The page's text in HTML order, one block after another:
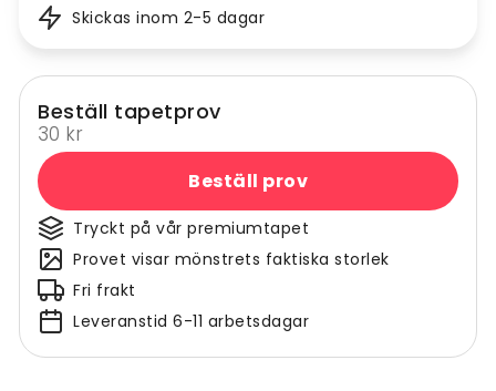
Skickas inom 2-5 dagar
Beställ tapetprov
30 kr
Beställ prov
Tryckt på vår premiumtapet
Provet visar mönstrets faktiska storlek
Fri frakt
Leveranstid 6-11 arbetsdagar